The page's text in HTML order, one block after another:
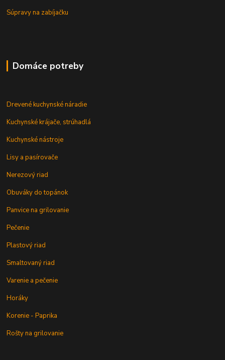
Súpravy na zabíjačku
Domáce potreby
Drevené kuchynské náradie
Kuchynské krájače, strúhadlá
Kuchynské nástroje
Lisy a pasírovače
Nerezový riad
Obuváky do topánok
Panvice na grilovanie
Pečenie
Plastový riad
Smaltovaný riad
Varenie a pečenie
Horáky
Korenie - Paprika
Rošty na grilovanie